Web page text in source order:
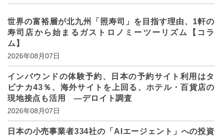
世界の富裕層が北九州「照寿司」を目指す理由、1軒の
寿司店から始まるガストロノミーツーリズム【コラ
ム】
2026年08月07日
インバウンドの体験予約、日本の予約サイト利用はタ
ビナカ43％、海外サイトを上回る、ホテル・百貨店の
現地接点も活用 ―デロイト調査
2026年08月07日
日本の小売事業者334社の「AIエージェント」への投資